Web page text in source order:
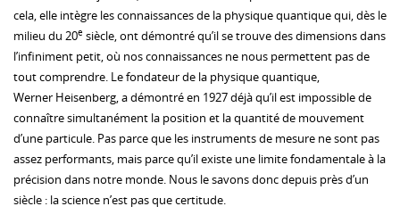
cela, elle intègre les connaissances de la physique quantique qui, dès le
milieu du 20e siècle, ont démontré qu’il se trouve des dimensions dans
l’infiniment petit, où nos connaissances ne nous permettent pas de
tout comprendre. Le fondateur de la physique quantique,
Werner Heisenberg, a démontré en 1927 déjà qu’il est impossible de
connaître simultanément la position et la quantité de mouvement
d’une particule. Pas parce que les instruments de mesure ne sont pas
assez performants, mais parce qu’il existe une limite fondamentale à la
précision dans notre monde. Nous le savons donc depuis près d’un
siècle : la science n’est pas que certitude.